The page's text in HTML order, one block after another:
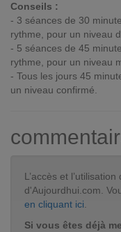
Conseils :
- 3 séances de 30
rythme, pour un niveau
- 5 séances de 45
rythme, pour un niveau
- Tous les jours 45
un niveau confirmé.
L’accès et
d'Aujourdhui.com.
en cliquant ici
Si vous êtes déjà